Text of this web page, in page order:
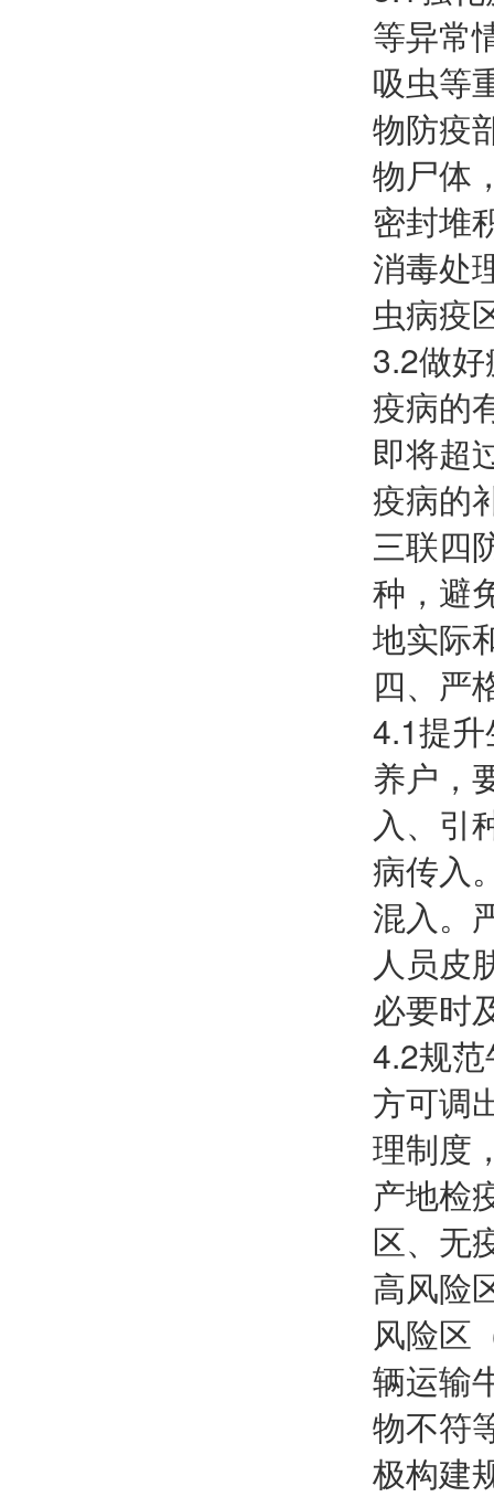
等异常
吸虫等
物防疫
物尸体
密封堆
消毒处
虫病疫
3.2做
疫病的
即将超
疫病的
三联四
种，避
地实际
四、严
4.1提
养户，
入、引
病传入
混入。
人员皮
必要时
4.2规
方可调
理制度
产地检
区、无
高风险
风险区
辆运输
物不符
极构建